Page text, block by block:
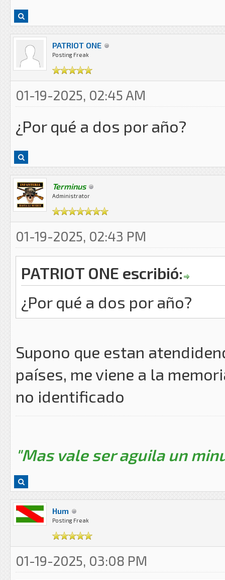
PATRIOT ONE
Posting Freak
01-19-2025, 02:45 AM
¿Por qué a dos por año?
Terminus
Administrator
01-19-2025, 02:43 PM
PATRIOT ONE escribió:
¿Por qué a dos por año?
Supono que estan
países, me viene a la
no identificado
"Mas vale ser aguila un
Hum
Posting Freak
01-19-2025, 03:08 PM